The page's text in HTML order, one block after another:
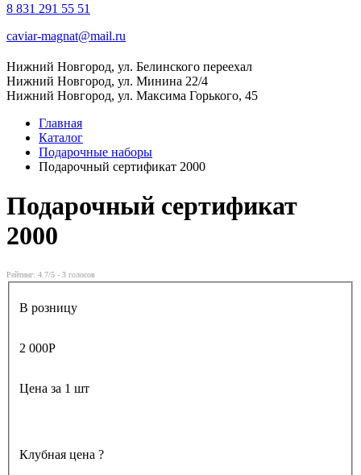
8 831 291 55 51
caviar-magnat@mail.ru
Нижний Новгород, ул. Белинского переехал
Нижний Новгород, ул. Минина 22/4
Нижний Новгород, ул. Максима Горького, 45
Главная
Каталог
Подарочные наборы
Подарочный сертификат 2000
Подарочный сертификат
2000
Рейтинг: 4.7/5 - 3 голосов
В розницу
2 000Р
Цена за 1 шт
Клубная цена ?